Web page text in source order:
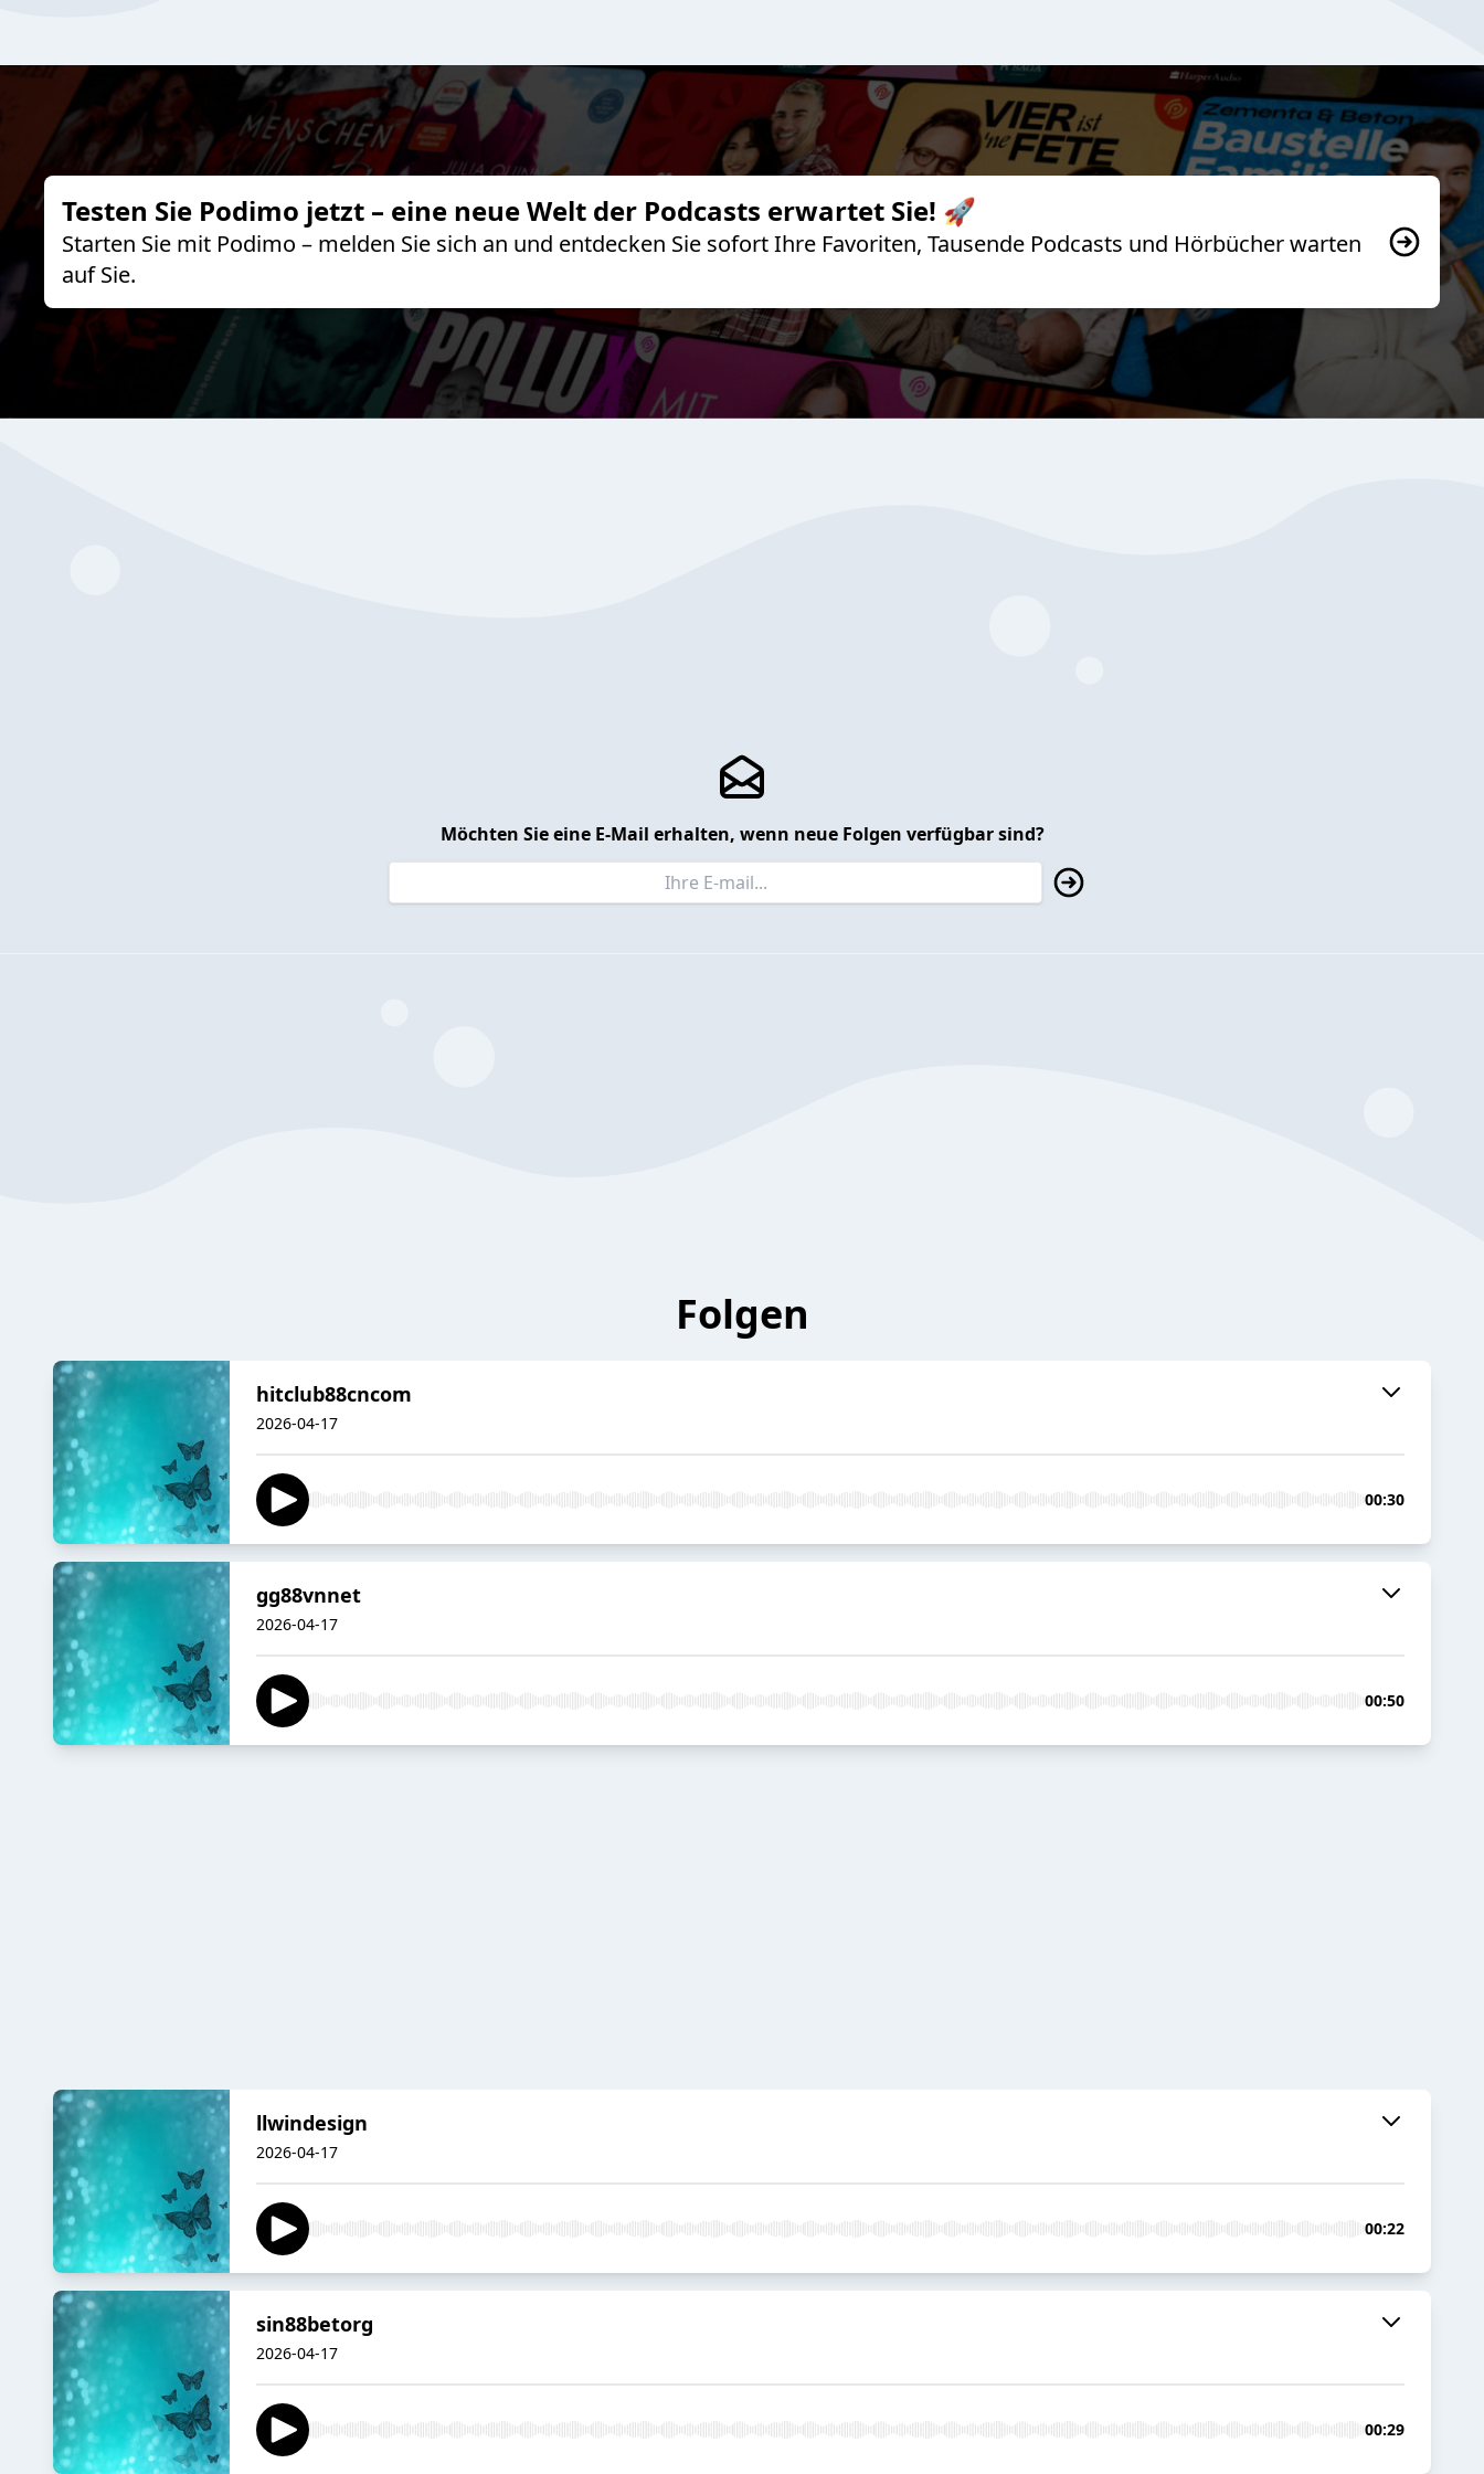
Testen Sie Podimo jetzt – eine neue Welt der Podcasts erwartet Sie! 🚀
Starten Sie mit Podimo – melden Sie sich an und entdecken Sie sofort Ihre Favoriten, Tausende Podcasts und Hörbücher warten
auf Sie.
Möchten Sie eine E-Mail erhalten, wenn neue Folgen verfügbar sind?
Folgen
hitclub88cncom
2026-04-17
00:30
gg88vnnet
2026-04-17
00:50
llwindesign
2026-04-17
00:22
sin88betorg
2026-04-17
00:29